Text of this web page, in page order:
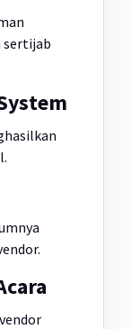
sertijab